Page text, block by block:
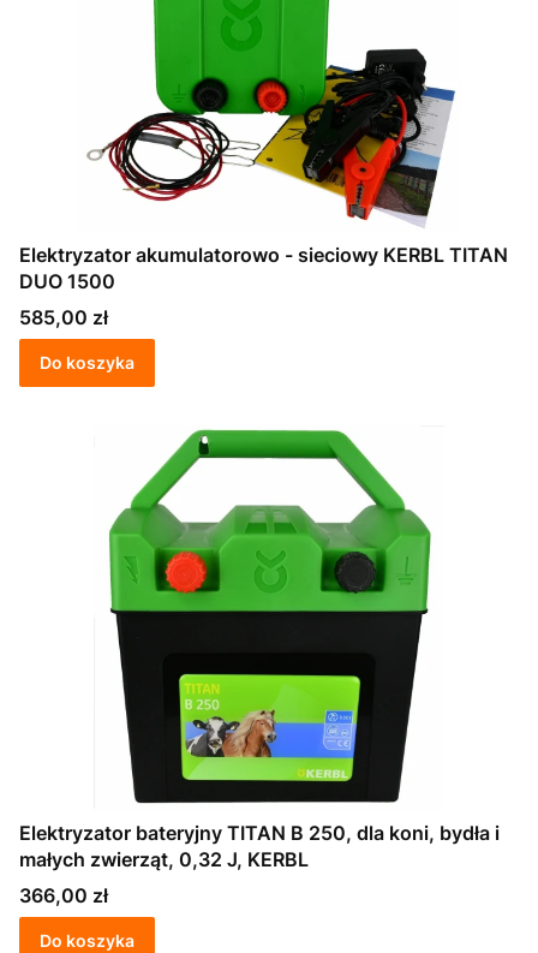
Elektryzator akumulatorowo - sieciowy KERBL TITAN
DUO 1500
Cena
585,00 zł
Do koszyka
Elektryzator bateryjny TITAN B 250, dla koni, bydła i
małych zwierząt, 0,32 J, KERBL
Cena
366,00 zł
Do koszyka